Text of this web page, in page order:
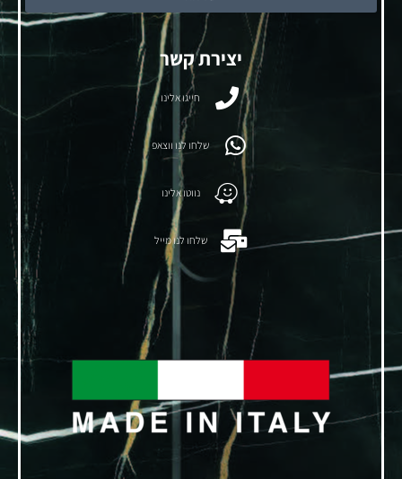
יצירת קשר
חייגו אלינו
שלחו לנו ווצאפ
נווטו אלינו
שלחו לנו מייל